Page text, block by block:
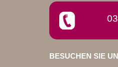
BESUCHEN SIE